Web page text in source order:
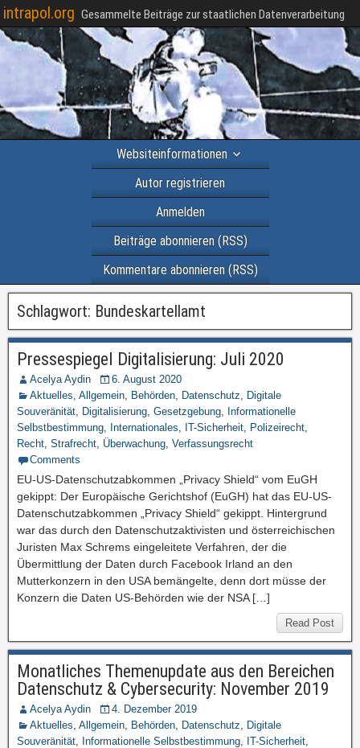
intrapol.org Gesammelte Beiträge zur staatlichen Datenverarbeitung
Websiteinformationen
Autor registrieren
Anmelden
Beiträge abonnieren (RSS)
Kommentare abonnieren (RSS)
Schlagwort: Bundeskartellamt
Pressespiegel Digitalisierung: Juli 2020
Acelya Aydin
6. August 2020
Aktuelles, Allgemein, Behörden, Datenschutz, Digitale
Souveränität, Digitalisierung, Gesetzgebung, Informationelle
Selbstbestimmung, Internationales, IT-Sicherheit, Polizeirecht,
Recht, Strafrecht, Überwachung, Verfassungsrecht
Comments
EU-US-Datenschutzabkommen „Privacy Shield“ vom EuGH
gekippt: Der Europäische Gerichtshof (EuGH) hat das EU-US-
Datenschutzabkommen „Privacy Shield“ gekippt. Hintergrund
war das durch den Datenschutzaktivisten und österreichischen
Juristen Max Schrems eingeleitete Verfahren, der die
Übermittlung der Daten durch Facebook Irland an den
Mutterkonzern in den USA bemängelte, denn dort müsse der
Konzern die Daten US-Behörden wie der NSA […]
Read Post
Monatliches Themenupdate aus den Bereichen
Datenschutz & Cybersecurity: November 2019
Acelya Aydin
4. Dezember 2019
Aktuelles, Allgemein, Behörden, Datenschutz, Digitale
Souveränität, Informationelle Selbstbestimmung, IT-Sicherheit,